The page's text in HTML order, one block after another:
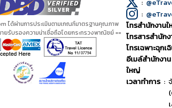
ได้ผ่านการประเมินตามเกณฑ์มาตรฐานคุณภาพ
ยรับรองความน่าเชื่อถือโดยกระทรวงพาณิชย์ ==
:
โทรสำนักงาน
โทรสารสำนัก
โทรเฉพาะฉุกเ
อีเมล์สำนักงาน
ใหญ่
เวลาทำการ :